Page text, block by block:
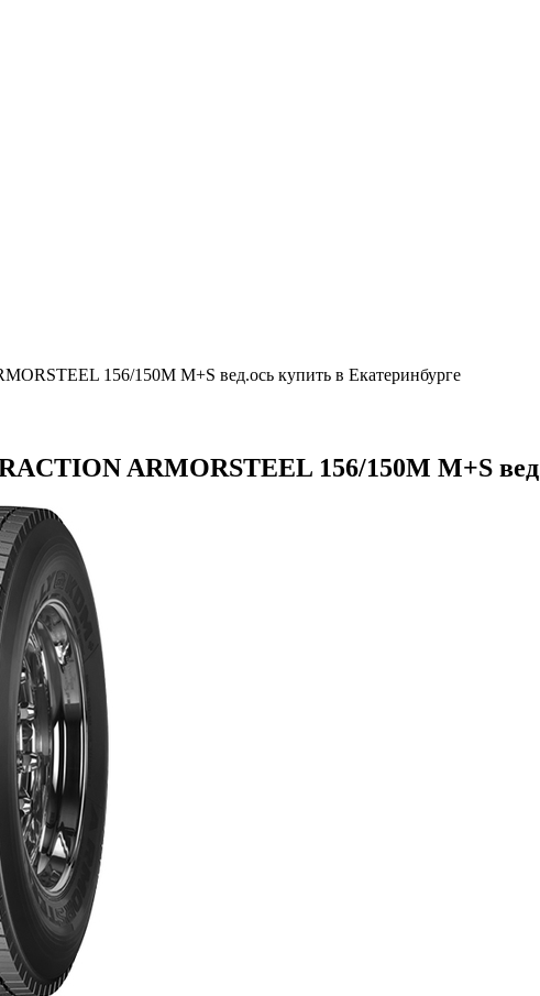
156/150M M+S вед.ось купить в Екатеринбурге
ARMORSTEEL 156/150M M+S